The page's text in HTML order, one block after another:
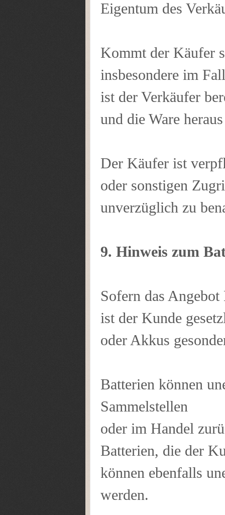
Eigentum des
Kommt der Käufer
insbesondere im
ist der Verkäufer
und die Ware
Der Käufer ist
oder sonstigen
unverzüglich zu
9. Hinweis zum
Sofern das
ist der Kunde
oder Akkus
Batterien können
Sammelstellen
oder im Handel
Batterien, die der
können ebenfalls
werden.